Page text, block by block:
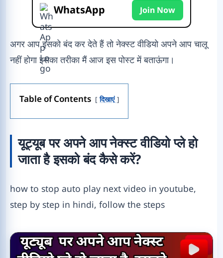
WhatsApp Join Now
अगर आप इसको बंद कर देते हैं तो नेक्स्ट वीडियो अपने आप चालू
नहीं होगा इसका तरीका मैं आज इस पोस्ट में बताऊंगा।
Table of Contents दिखाएं
यूट्यूब पर अपने आप नेक्स्ट वीडियो प्ले हो
जाता है इसको बंद कैसे करें?
how to stop auto play next video in youtube,
step by step in hindi, follow the steps